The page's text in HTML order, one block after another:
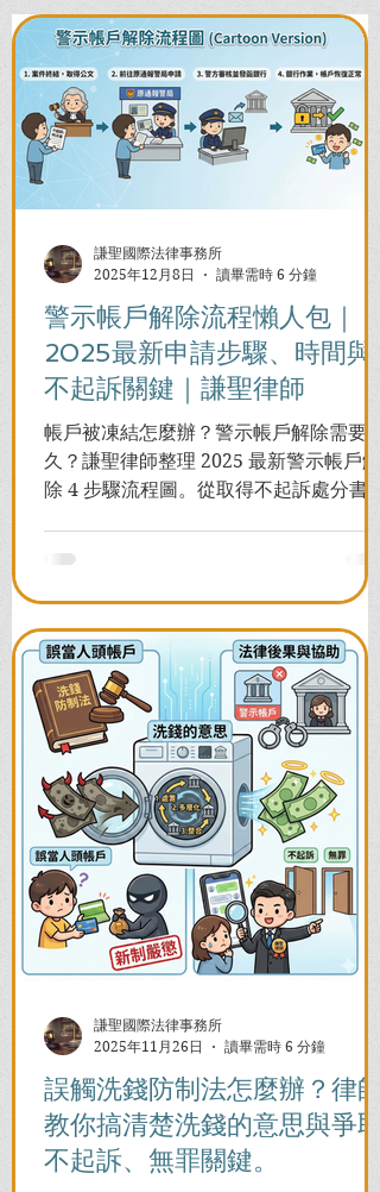
警示帳戶解除流程懶人包｜
2025最新申請步驟、時間與
不起訴關鍵｜謙聖律師
帳戶被凍結怎麼辦？警示帳戶解除需要多
久？謙聖律師整理 2025 最新警示帳戶解
除 4 步驟流程圖。從取得不起訴處分書到
謙聖國際法律事務所
2025年12月8日
讀畢需時 6 分鐘
誤觸洗錢防制法怎麼辦？律師
教你搞清楚洗錢的意思與爭取
不起訴、無罪關鍵。
謙聖國際法律事務所
2025年11月26日
讀畢需時 6 分鐘